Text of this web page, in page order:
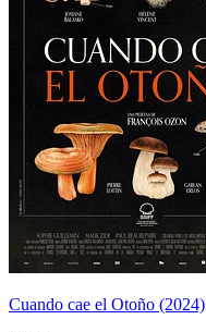
Cuando cae el Otoño (2024)